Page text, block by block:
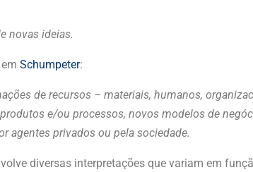
novas ideias.
Schumpeter:
de recursos – materiais, humanos,
e/ou processos, novos modelos de
agentes privados ou pela sociedade.
diversas interpretações que variam em